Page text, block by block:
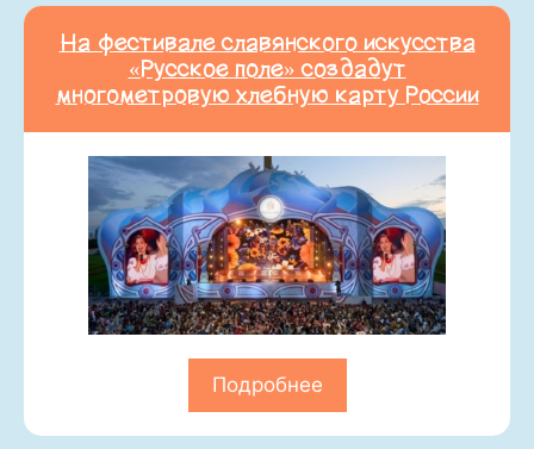
На фестивале славянского искусства
«Русское поле» создадут
многометровую хлебную карту России
Подробнее